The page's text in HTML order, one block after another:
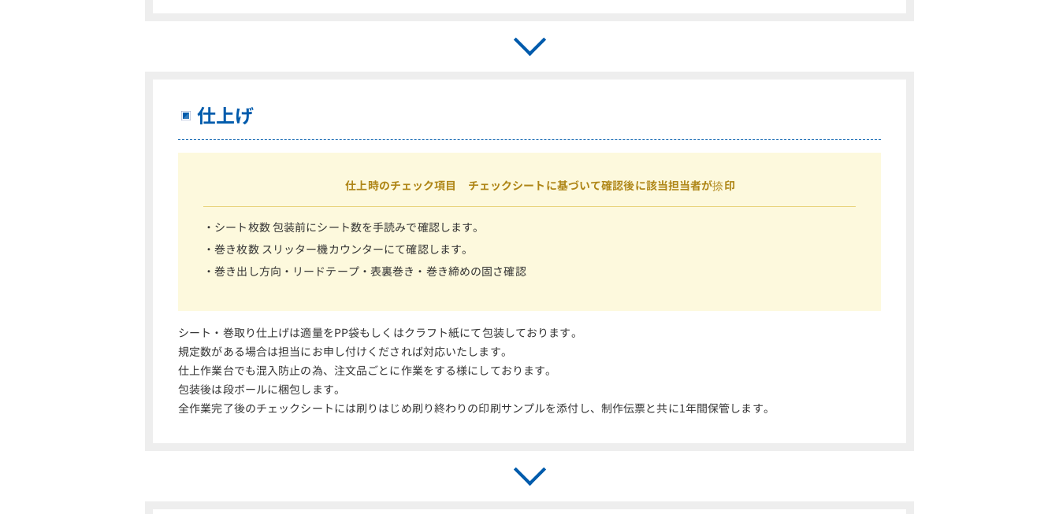
仕上げ
仕上時のチェック項目 チェックシートに基づいて確認後に該当担当者が捺印
・シート枚数 包装前にシート数を手読みで確認します。
・巻き枚数 スリッター機カウンターにて確認します。
・巻き出し方向・リードテープ・表裏巻き・巻き締めの固さ確認
シート・巻取り仕上げは適量をPP袋もしくはクラフト紙にて包装しております。
規定数がある場合は担当にお申し付けくだされば対応いたします。
仕上作業台でも混入防止の為、注文品ごとに作業をする様にしております。
包装後は段ボールに梱包します。
全作業完了後のチェックシートには刷りはじめ刷り終わりの印刷サンプルを添付し、制作伝票と共に1年間保管します。